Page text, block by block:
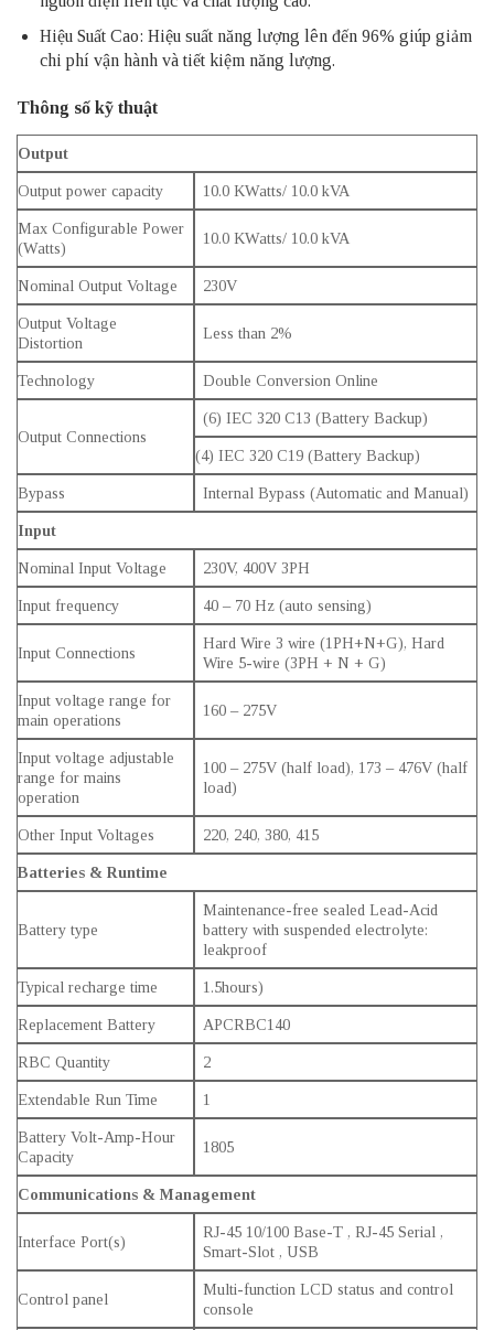
Hiệu Suất Cao: Hiệu suất năng lượng lên đến 96% giúp giảm
chi phí vận hành và tiết kiệm năng lượng.
Thông số kỹ thuật
Output
Output power capacity 10.0 KWatts/ 10.0 kVA
Max Configurable Power
(Watts)
10.0 KWatts/ 10.0 kVA
Nominal Output Voltage 230V
Output Voltage
Distortion
Less than 2%
Technology Double Conversion Online
Output Connections
(6) IEC 320 C13 (Battery Backup)
(4) IEC 320 C19 (Battery Backup)
Bypass Internal Bypass (Automatic and Manual)
Input
Nominal Input Voltage 230V, 400V 3PH
Input frequency 40 – 70 Hz (auto sensing)
Input Connections
Hard Wire 3 wire (1PH+N+G), Hard
Wire 5-wire (3PH + N + G)
Input voltage range for
main operations
160 – 275V
Input voltage adjustable
range for mains
operation
100 – 275V (half load), 173 – 476V (half
load)
Other Input Voltages 220, 240, 380, 415
Batteries & Runtime
Battery type
Maintenance-free sealed Lead-Acid
battery with suspended electrolyte:
leakproof
Typical recharge time 1.5hours)
Replacement Battery APCRBC140
RBC Quantity 2
Extendable Run Time 1
Battery Volt-Amp-Hour
Capacity
1805
Communications & Management
Interface Port(s)
RJ-45 10/100 Base-T , RJ-45 Serial ,
Smart-Slot , USB
Control panel
Multi-function LCD status and control
console